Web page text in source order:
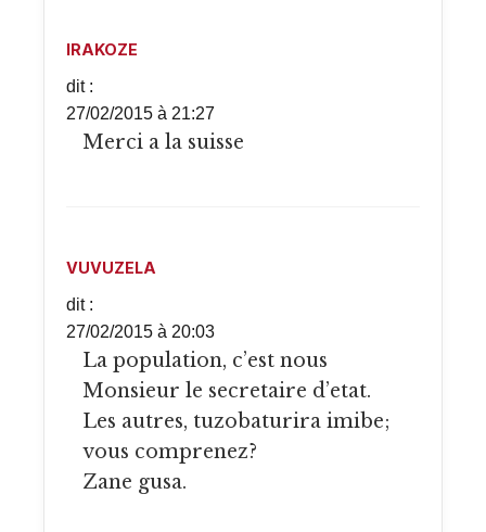
IRAKOZE
dit :
27/02/2015 à 21:27
Merci a la suisse
VUVUZELA
dit :
27/02/2015 à 20:03
La population, c’est nous
Monsieur le secretaire d’etat.
Les autres, tuzobaturira imibe;
vous comprenez?
Zane gusa.